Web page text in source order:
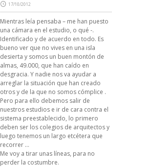
17/10/2012
Mientras leía pensaba – me han puesto
una cámara en el estudio, o qué -.
Identificado y de acuerdo en todo. Es
bueno ver que no vives en una isla
desierta y somos un buen montón de
almas, 49.000, que han caído en
desgracia. Y nadie nos va ayudar a
arreglar la situación que han creado
otros y de la que no somos cómplice .
Pero para ello debemos salir de
nuestros estudios e ir de cara contra el
sistema preestablecido, lo primero
deben ser los colegios de arquitectos y
luego tenemos un largo etcétera que
recorrer …
Me voy a tirar unas líneas, para no
perder la costumbre.